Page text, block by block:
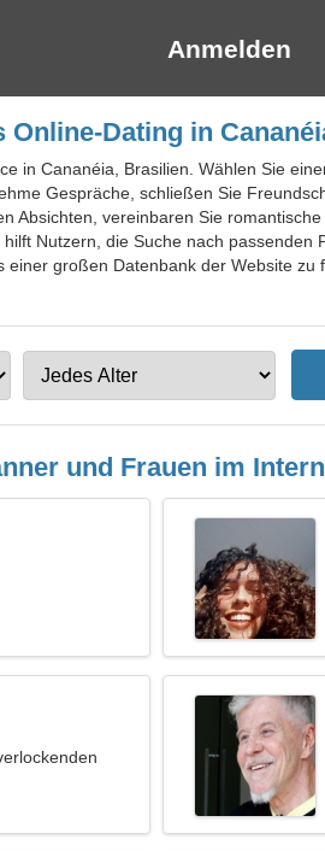
Anmelden
Online-Dating in
in Cananéia, Brasilien. Wählen Sie
Gespräche, schließen Sie
Absichten, vereinbaren Sie
Nutzern, die Suche nach passenden
großen Datenbank der Website zu
und Frauen im